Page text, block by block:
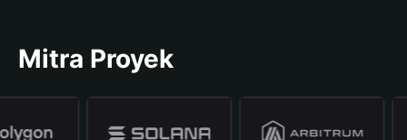
Mitra Proyek